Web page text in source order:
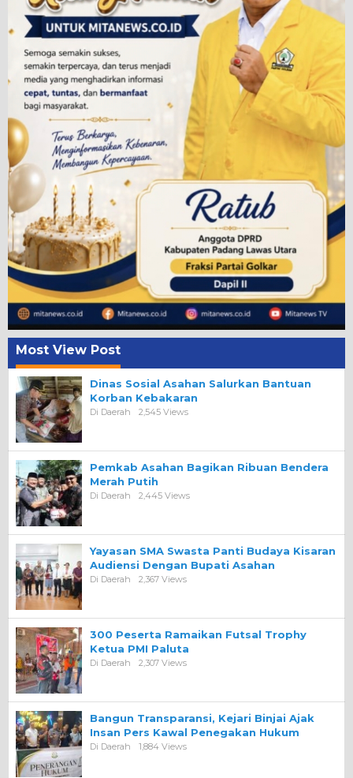
Most View Post
Dinas Sosial Asahan Salurkan Bantuan
Korban Kebakaran
Di Daerah 2,545 Views
Pemkab Asahan Bagikan Ribuan Bendera
Merah Putih
Di Daerah 2,445 Views
Yayasan SMA Swasta Panti Budaya Kisaran
Audiensi Dengan Bupati Asahan
Di Daerah 2,367 Views
300 Peserta Ramaikan Futsal Trophy
Ketua PMI Paluta
Di Daerah 2,307 Views
Bangun Transparansi, Kejari Binjai Ajak
Insan Pers Kawal Penegakan Hukum
Di Daerah 1,884 Views